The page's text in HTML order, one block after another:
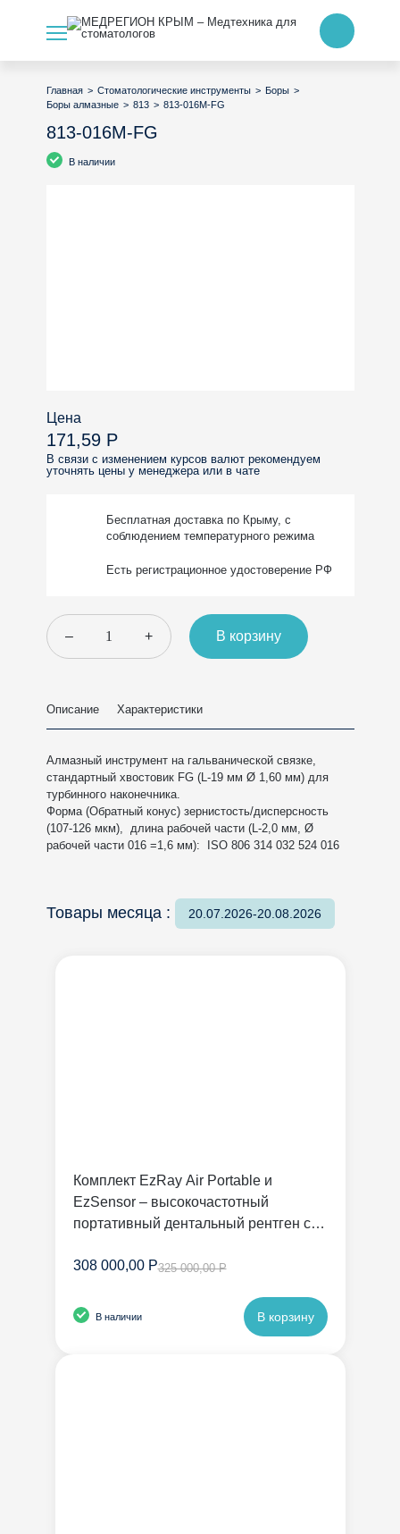
Главная > Стоматологические инструменты > Боры >
Боры алмазные > 813 > 813-016M-FG
813-016M-FG
В наличии
Цена
171,59 Р
В связи с изменением курсов валют рекомендуем
уточнять цены у менеджера или в чате
Бесплатная доставка по Крыму, с
соблюдением температурного режима
Есть регистрационное удостоверение РФ
– + В корзину
Описание Характеристики
Алмазный инструмент на гальванической связке,
стандартный хвостовик FG (L-19 мм Ø 1,60 мм) для
турбинного наконечника.
Форма (Обратный конус) зернистость/дисперсность
(107-126 мкм), длина рабочей части (L-2,0 мм, Ø
рабочей части 016 =1,6 мм): ISO 806 314 032 524 016
Товары месяца : 20.07.2026-20.08.2026
Комплект EzRay Air Portable и
EzSensor – высокочастотный
портативный дентальный рентген с
308 000,00 Р325 000,00 Р
В наличии В корзину